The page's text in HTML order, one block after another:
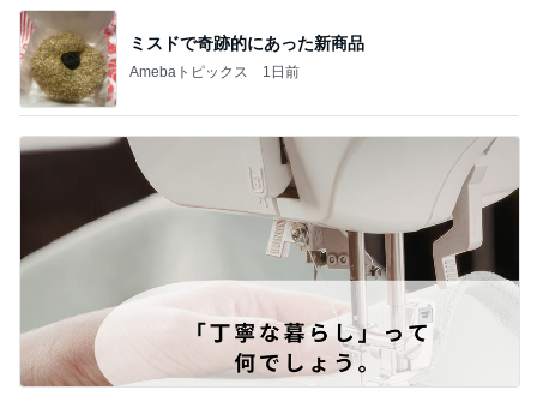
ミスドで奇跡的にあった新商品
Amebaトピックス 1日前